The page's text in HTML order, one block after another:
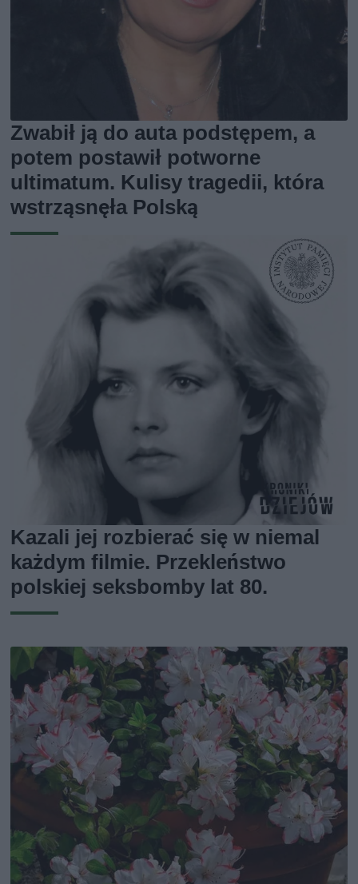
Zwabił ją do auta podstępem, a
potem postawił potworne
ultimatum. Kulisy tragedii, która
wstrząsnęła Polską
Kazali jej rozbierać się w niemal
każdym filmie. Przekleństwo
polskiej seksbomby lat 80.